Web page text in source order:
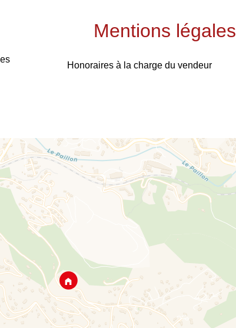
Mentions légales
Honoraires à la charge du vendeur